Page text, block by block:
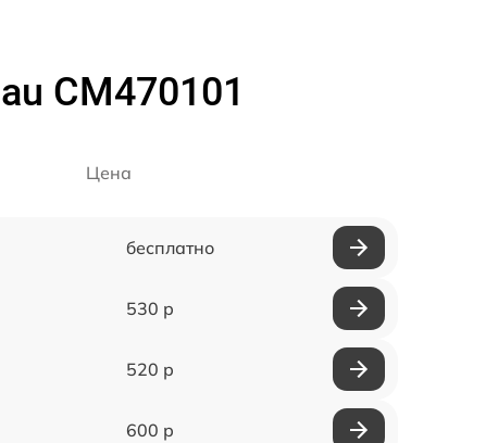
CM470101
Цена
бесплатно
530 р
520 р
600 р